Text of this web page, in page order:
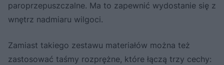
paroprzepuszczalne. Ma to zapewnić wydostanie się z
wnętrz nadmiaru wilgoci.
Zamiast takiego zestawu materiałów można też
zastosować taśmy rozprężne, które łączą trzy cechy: